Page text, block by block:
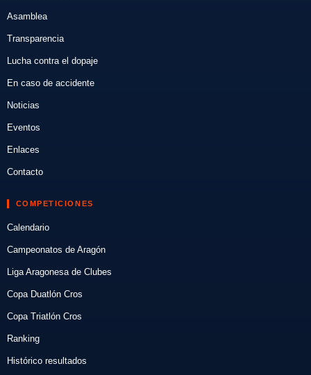
Asamblea
Transparencia
Lucha contra el dopaje
En caso de accidente
Noticias
Eventos
Enlaces
Contacto
COMPETICIONES
Calendario
Campeonatos de Aragón
Liga Aragonesa de Clubes
Copa Duatlón Cros
Copa Triatlón Cros
Ranking
Histórico resultados